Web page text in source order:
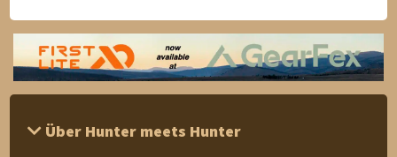
Über Hunter meets Hunter